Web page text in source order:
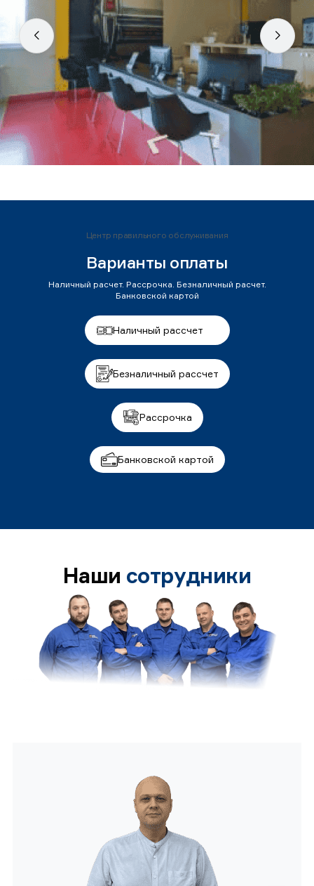
Центр правильного обслуживания
Варианты оплаты
Наличный расчет. Рассрочка. Безналичный расчет.
Банковской картой
Наличный рассчет
Безналичный рассчет
Рассрочка
Банковской картой
Наши сотрудники